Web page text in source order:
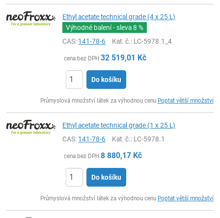
Ethyl acetate technical grade (4 x 25 L)
Výhodné balení - sleva8 %
CAS: 141-78-6 Kat. č.: LC-5978.1_4
cena bez DPH 32 519,01 Kč
Do košíku
Průmyslová množství látek za výhodnou cenu Poptat větší množství
Ethyl acetate technical grade (1 x 25 L)
CAS: 141-78-6 Kat. č.: LC-5978.1
cena bez DPH 8 880,17 Kč
Do košíku
Průmyslová množství látek za výhodnou cenu Poptat větší množství